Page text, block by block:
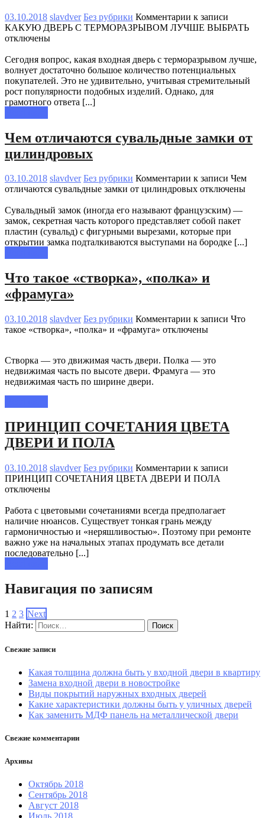
03.10.2018 slavdver Без рубрики Комментарии к записи
КАКУЮ ДВЕРЬ С ТЕРМОРАЗРЫВОМ ЛУЧШЕ ВЫБРАТЬ
отключены
Сегодня вопрос, какая входная дверь с терморазрывом лучше,
волнует достаточно большое количество потенциальных
покупателей. Это не удивительно, учитывая стремительный
рост популярности подобных изделий. Однако, для
грамотного ответа [...]
Чем отличаются сувальдные замки от
цилиндровых
03.10.2018 slavdver Без рубрики Комментарии к записи Чем
отличаются сувальдные замки от цилиндровых отключены
Сувальдный замок (иногда его называют французским) —
замок, секретная часть которого представляет собой пакет
пластин (сувальд) с фигурными вырезами, которые при
открытии замка подталкиваются выступами на бородке [...]
Что такое «створка», «полка» и
«фрамуга»
03.10.2018 slavdver Без рубрики Комментарии к записи Что
такое «створка», «полка» и «фрамуга» отключены
Створка — это движимая часть двери. Полка — это
недвижимая часть по высоте двери. Фрамуга — это
недвижимая часть по ширине двери.
ПРИНЦИП СОЧЕТАНИЯ ЦВЕТА
ДВЕРИ И ПОЛА
03.10.2018 slavdver Без рубрики Комментарии к записи
ПРИНЦИП СОЧЕТАНИЯ ЦВЕТА ДВЕРИ И ПОЛА
отключены
Работа с цветовыми сочетаниями всегда предполагает
наличие нюансов. Существует тонкая грань между
гармоничностью и «неряшливостью». Поэтому при ремонте
важно уже на начальных этапах продумать все детали
последовательно [...]
Навигация по записям
1 2 3 Next
Найти:
Свежие записи
Какая толщина должна быть у входной двери в квартиру
Замена входной двери в новостройке
Виды покрытий наружных входных дверей
Какие характеристики должны быть у уличных дверей
Как заменить МДФ панель на металлической двери
Свежие комментарии
Архивы
Октябрь 2018
Сентябрь 2018
Август 2018
Июль 2018